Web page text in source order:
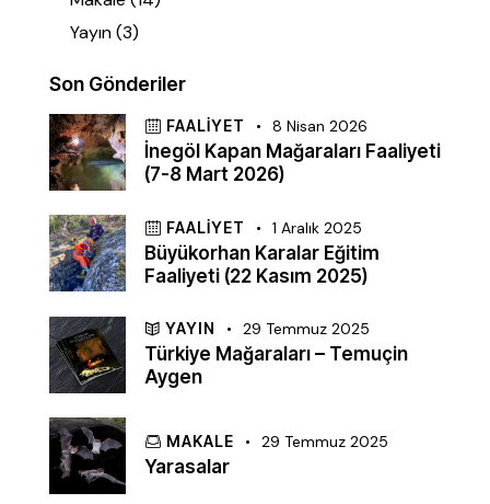
Yayın(3)
Son Gönderiler
FAALIYET 8 Nisan 2026
İnegöl Kapan Mağaraları Faaliyeti
(7-8 Mart 2026)
FAALIYET 1 Aralık 2025
Büyükorhan Karalar Eğitim
Faaliyeti (22 Kasım 2025)
YAYIN 29 Temmuz 2025
Türkiye Mağaraları – Temuçin
Aygen
MAKALE 29 Temmuz 2025
Yarasalar